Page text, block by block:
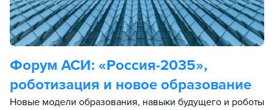
Форум АСИ: «Россия-2035»,
роботизация и новое образование
Новые модели образования, навыки будущего и роботы